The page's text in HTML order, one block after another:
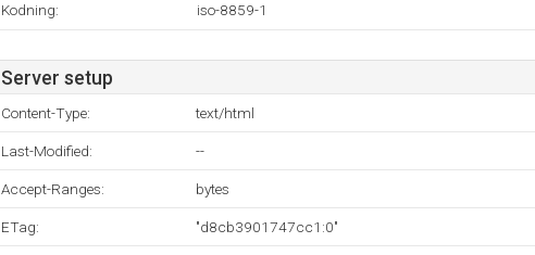
Kodning: iso-8859-1
Server setup
Content-Type: text/html
Last-Modified: --
Accept-Ranges: bytes
ETag: "d8cb3901747cc1:0"